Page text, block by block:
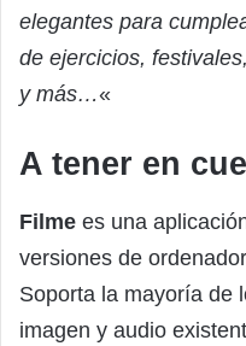
elegantes para
de ejercicios,
y más…«
A tener en
Filme es una
versiones de
Soporta la mayoría de
imagen y audio